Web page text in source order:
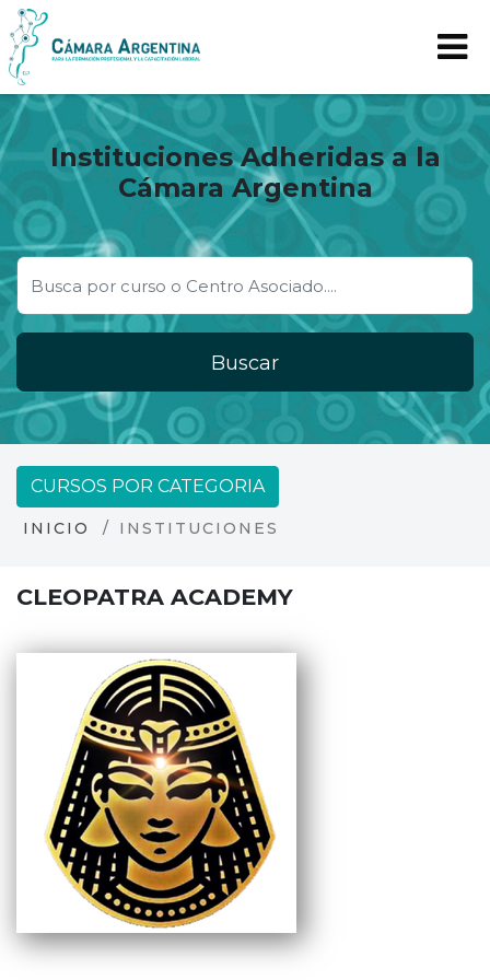
Instituciones Adheridas a la
Cámara Argentina
Buscar
CURSOS POR CATEGORIA
INICIO INSTITUCIONES
CLEOPATRA ACADEMY